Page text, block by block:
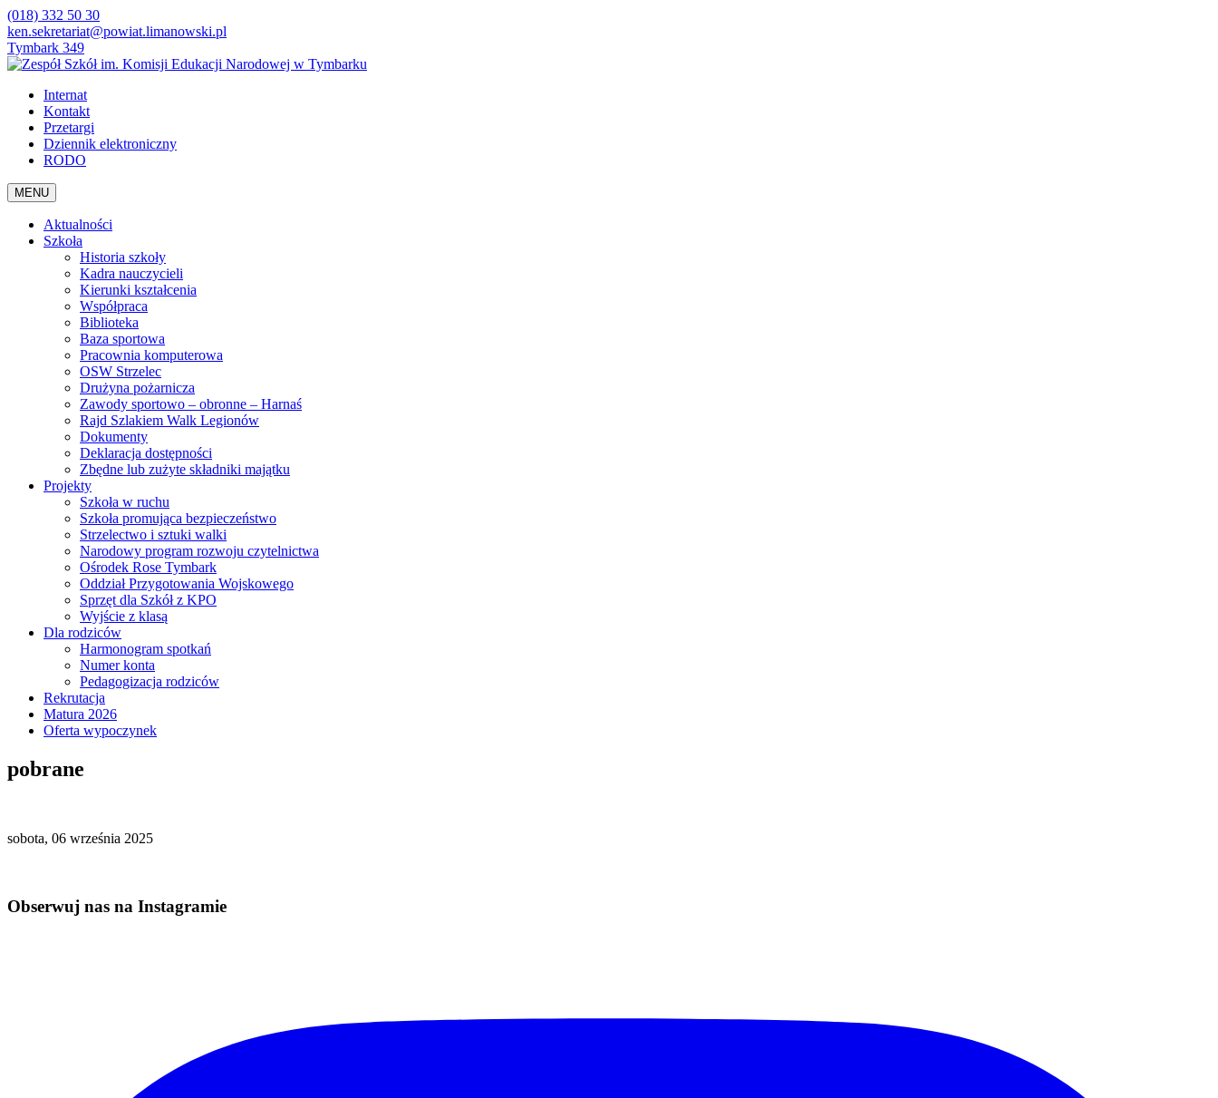
(018) 332 50 30
ken.sekretariat@powiat.limanowski.pl
Tymbark 349
Internat
Kontakt
Przetargi
Dziennik elektroniczny
RODO
MENU
Aktualności
Szkoła
Historia szkoły
Kadra nauczycieli
Kierunki kształcenia
Współpraca
Biblioteka
Baza sportowa
Pracownia komputerowa
OSW Strzelec
Drużyna pożarnicza
Zawody sportowo – obronne – Harnaś
Rajd Szlakiem Walk Legionów
Dokumenty
Deklaracja dostępności
Zbędne lub zużyte składniki majątku
Projekty
Szkoła w ruchu
Szkoła promująca bezpieczeństwo
Strzelectwo i sztuki walki
Narodowy program rozwoju czytelnictwa
Ośrodek Rose Tymbark
Oddział Przygotowania Wojskowego
Sprzęt dla Szkół z KPO
Wyjście z klasą
Dla rodziców
Harmonogram spotkań
Numer konta
Pedagogizacja rodziców
Rekrutacja
Matura 2026
Oferta wypoczynek
pobrane
sobota, 06 września 2025
Obserwuj nas na Instagramie